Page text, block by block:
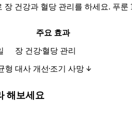
건강과 혈당 관리를 하세요. 푸
주요 효과
장 건강·혈당 관리
형 대사 개선·조기 사망 ↓
해보세요